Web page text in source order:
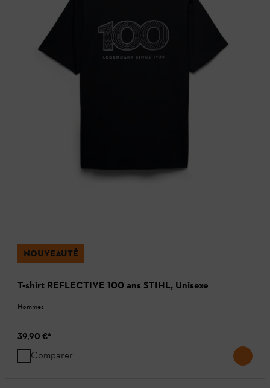
NOUVEAUTÉ
T-shirt REFLECTIVE 100 ans STIHL, Unisexe
Hommes
39,90 €*
Comparer